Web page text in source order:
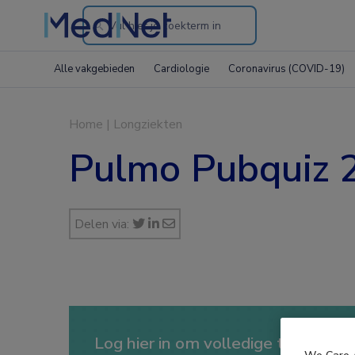
Search
the
Alle vakgebieden Cardiologie Coronavirus (COVID-19)
Home | Longziekten
Pulmo Pubquiz
Delen via:
Log hier in om volledige toegang te